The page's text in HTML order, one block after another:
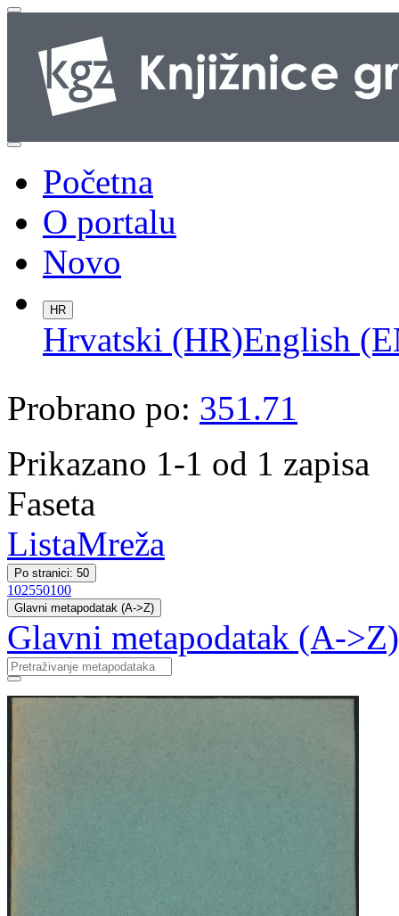
Početna
O portalu
Novo
HR
Hrvatski (HR)English
Probrano po: 351.71
Prikazano 1-1 od 1 zapisa
Faseta
ListaMreža
Po stranici: 50
102550100
Glavni metapodatak (A->Z)
Glavni metapodatak (A->Z)